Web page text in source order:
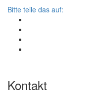
Bitte teile das auf:
Kontakt